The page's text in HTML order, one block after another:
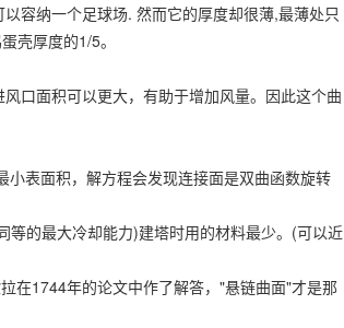
纳一个足球场. 然而它的厚度却很薄,最薄处只
壳厚度的1/5。
口面积可以更大，有助于增加风量。因此这个曲
表面积，解方程会发现连接面是双曲函数旋转
的最大冷却能力)建塔时用的材料最少。(可以近
1744年的论文中作了解答，"悬链曲面"才是那